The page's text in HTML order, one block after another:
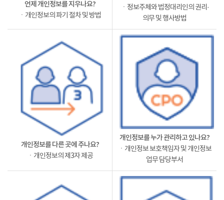
언제 개인정보를 지우나요?
ㆍ개인정보의 파기 절차 및 방법
ㆍ정보주체와 법정대리인의 권리·
의무 및 행사방법
개인정보를 다른 곳에 주나요?
ㆍ개인정보의 제3자 제공
개인정보를 누가 관리하고 있나요?
ㆍ개인정보 보호책임자 및 개인정보
업무 담당부서